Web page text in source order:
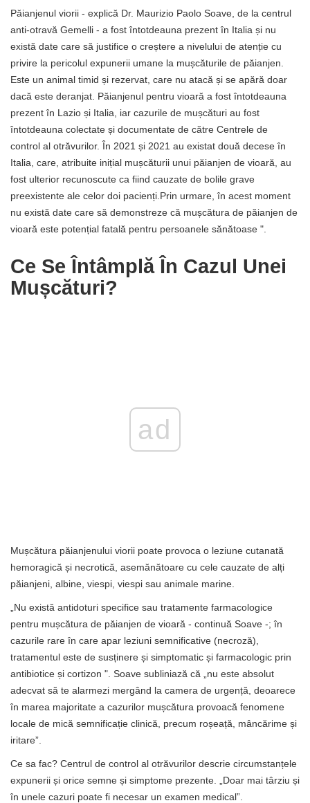
Păianjenul viorii - explică Dr. Maurizio Paolo Soave, de la centrul
anti-otravă Gemelli - a fost întotdeauna prezent în Italia și nu
există date care să justifice o creștere a nivelului de atenție cu
privire la pericolul expunerii umane la mușcăturile de păianjen.
Este un animal timid și rezervat, care nu atacă și se apără doar
dacă este deranjat. Păianjenul pentru vioară a fost întotdeauna
prezent în Lazio și Italia, iar cazurile de mușcături au fost
întotdeauna colectate și documentate de către Centrele de
control al otrăvurilor. În 2021 și 2021 au existat două decese în
Italia, care, atribuite inițial mușcăturii unui păianjen de vioară, au
fost ulterior recunoscute ca fiind cauzate de bolile grave
preexistente ale celor doi pacienți.Prin urmare, în acest moment
nu există date care să demonstreze că mușcătura de păianjen de
vioară este potențial fatală pentru persoanele sănătoase ".
Ce Se Întâmplă În Cazul Unei
Mușcături?
ad
Mușcătura păianjenului viorii poate provoca o leziune cutanată
hemoragică și necrotică, asemănătoare cu cele cauzate de alți
păianjeni, albine, viespi, viespi sau animale marine.
„Nu există antidoturi specifice sau tratamente farmacologice
pentru mușcătura de păianjen de vioară - continuă Soave -; în
cazurile rare în care apar leziuni semnificative (necroză),
tratamentul este de susținere și simptomatic și farmacologic prin
antibiotice și cortizon ". Soave subliniază că „nu este absolut
adecvat să te alarmezi mergând la camera de urgență, deoarece
în marea majoritate a cazurilor mușcătura provoacă fenomene
locale de mică semnificație clinică, precum roșeață, mâncărime și
iritare”.
Ce sa fac? Centrul de control al otrăvurilor descrie circumstanțele
expunerii și orice semne și simptome prezente. „Doar mai târziu și
în unele cazuri poate fi necesar un examen medical”.